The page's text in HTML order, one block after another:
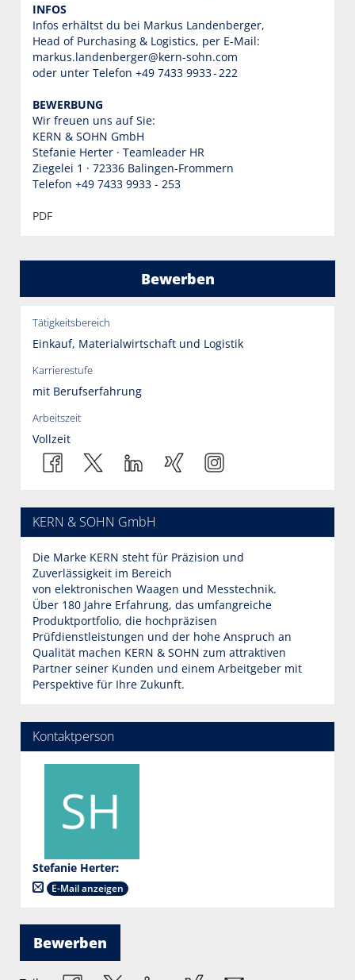
INFOS
Infos erhältst du bei Markus Landenberger,
Head of Purchasing & Logistics, per E-Mail:
markus.landenberger@kern-sohn.com
oder unter Telefon +49 7433 9933 - 222
BEWERBUNG
Wir freuen uns auf Sie:
KERN & SOHN GmbH
Stefanie Herter · Teamleader HR
Ziegelei 1 · 72336 Balingen-Frommern
Telefon +49 7433 9933 - 253
PDF
Bewerben
Tätigkeitsbereich
Einkauf, Materialwirtschaft und Logistik
Karrierestufe
mit Berufserfahrung
Arbeitszeit
Vollzeit
KERN & SOHN GmbH
Die Marke KERN steht für Präzision und
Zuverlässigkeit im Bereich
von elektronischen Waagen und Messtechnik.
Über 180 Jahre Erfahrung, das umfangreiche
Produktportfolio, die hochpräzisen
Prüfdienstleistungen und der hohe Anspruch an
Qualität machen KERN & SOHN zum attraktiven
Partner seiner Kunden und einem Arbeitgeber mit
Perspektive für Ihre Zukunft.
Kontaktperson
Stefanie Herter:
E-Mail anzeigen
Bewerben